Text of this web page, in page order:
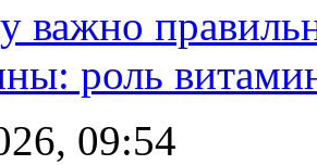
важно
роль
09:54